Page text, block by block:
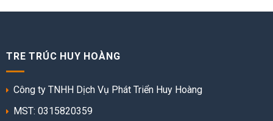
TRE TRÚC HUY HOÀNG
Công ty TNHH Dịch Vụ Phát Triển Huy Hoàng
MST: 0315820359